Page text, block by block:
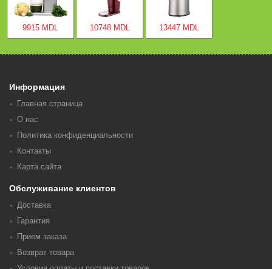
9915 MDL 10748 MDL 13447 MDL
Информация
Главная страница
О нас
Политика конфиденциальности
Контакты
Карта сайта
Обслуживание клиентов
Доставка
Гарантия
Прием заказа
Возврат товара